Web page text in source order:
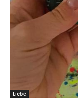
Liebe